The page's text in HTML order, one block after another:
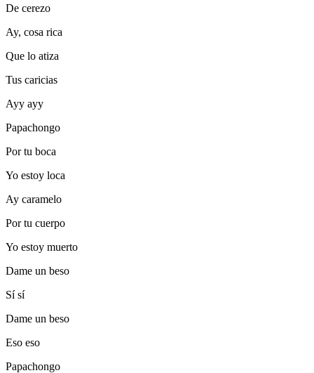
De cerezo
Ay, cosa rica
Que lo atiza
Tus caricias
Ayy ayy
Papachongo
Por tu boca
Yo estoy loca
Ay caramelo
Por tu cuerpo
Yo estoy muerto
Dame un beso
Sí sí
Dame un beso
Eso eso
Papachongo